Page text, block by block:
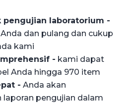
pengujian laboratorium -
dan pulang dan cukup
kami
- kami dapat
Anda hingga 970 item
- Anda akan
pengujian dalam